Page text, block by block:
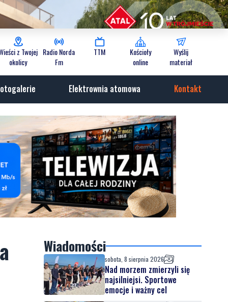
z Twojej
okolicy
Radio Norda
Fm
TTM
Kościoły
online
Wyślij
materiał
Elektrownia atomowa Kontakt
Wiadomości
sobota, 8 sierpnia 2026
Nad morzem zmierzyli się
najsilniejsi. Sportowe
emocje i ważny cel